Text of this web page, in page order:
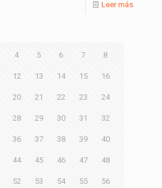
Leer más
4 5 6 7 8
12 13 14 15 16
20 21 22 23 24
28 29 30 31 32
36 37 38 39 40
44 45 46 47 48
52 53 54 55 56